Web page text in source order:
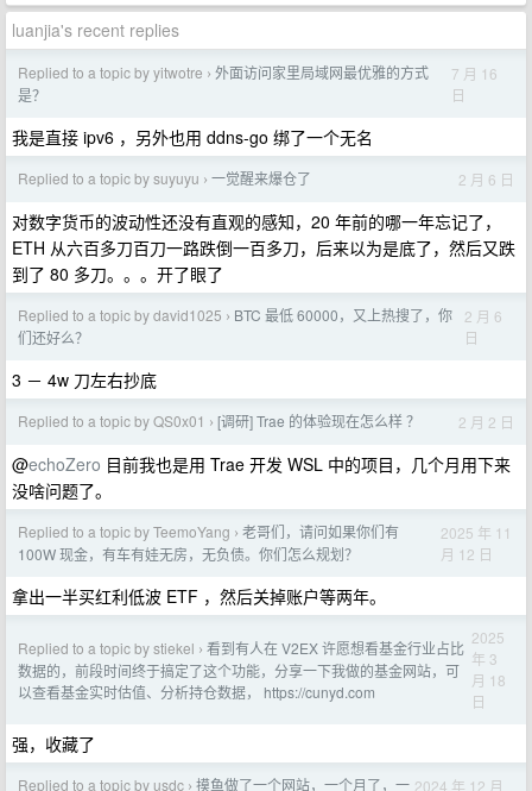
luanjia's recent replies
Replied to a topic by yitwotre › 外面访问家里局域网最优雅的方式
是？
7 月 16
日
我是直接 ipv6 ，另外也用 ddns-go 绑了一个无名
Replied to a topic by suyuyu › 一觉醒来爆仓了 2 月 6 日
对数字货币的波动性还没有直观的感知，20 年前的哪一年忘记了，
ETH 从六百多刀百刀一路跌倒一百多刀，后来以为是底了，然后又跌
到了 80 多刀。。。开了眼了
Replied to a topic by david1025 › BTC 最低 60000，又上热搜了，你
们还好么？
2 月 6
日
3 － 4w 刀左右抄底
Replied to a topic by QS0x01 › [调研] Trae 的体验现在怎么样 ？ 2 月 2 日
@echoZero 目前我也是用 Trae 开发 WSL 中的项目，几个月用下来
没啥问题了。
Replied to a topic by TeemoYang › 老哥们，请问如果你们有
100W 现金，有车有娃无房，无负债。你们怎么规划？
2025 年 11
月 12 日
拿出一半买红利低波 ETF ，然后关掉账户等两年。
Replied to a topic by stiekel › 看到有人在 V2EX 许愿想看基金行业占比
数据的，前段时间终于搞定了这个功能，分享一下我做的基金网站，可
以查看基金实时估值、分析持仓数据， https://cunyd.com
2025
年 3
月 18
日
强，收藏了
Replied to a topic by usdc › 摸鱼做了一个网站，一个月了，一 2024 年 12 月